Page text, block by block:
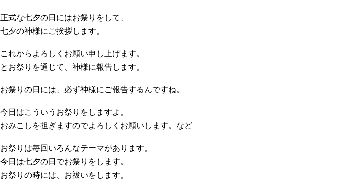
正式な七夕の日にはお祭りをして、
七夕の神様にご挨拶します。
これからよろしくお願い申し上げます。
とお祭りを通じて、神様に報告します。
お祭りの日には、必ず神様にご報告するんですね。
今日はこういうお祭りをしますよ。
おみこしを担ぎますのでよろしくお願いします。など
お祭りは毎回いろんなテーマがあります。
今日は七夕の日でお祭りをします。
お祭りの時には、お祓いをします。